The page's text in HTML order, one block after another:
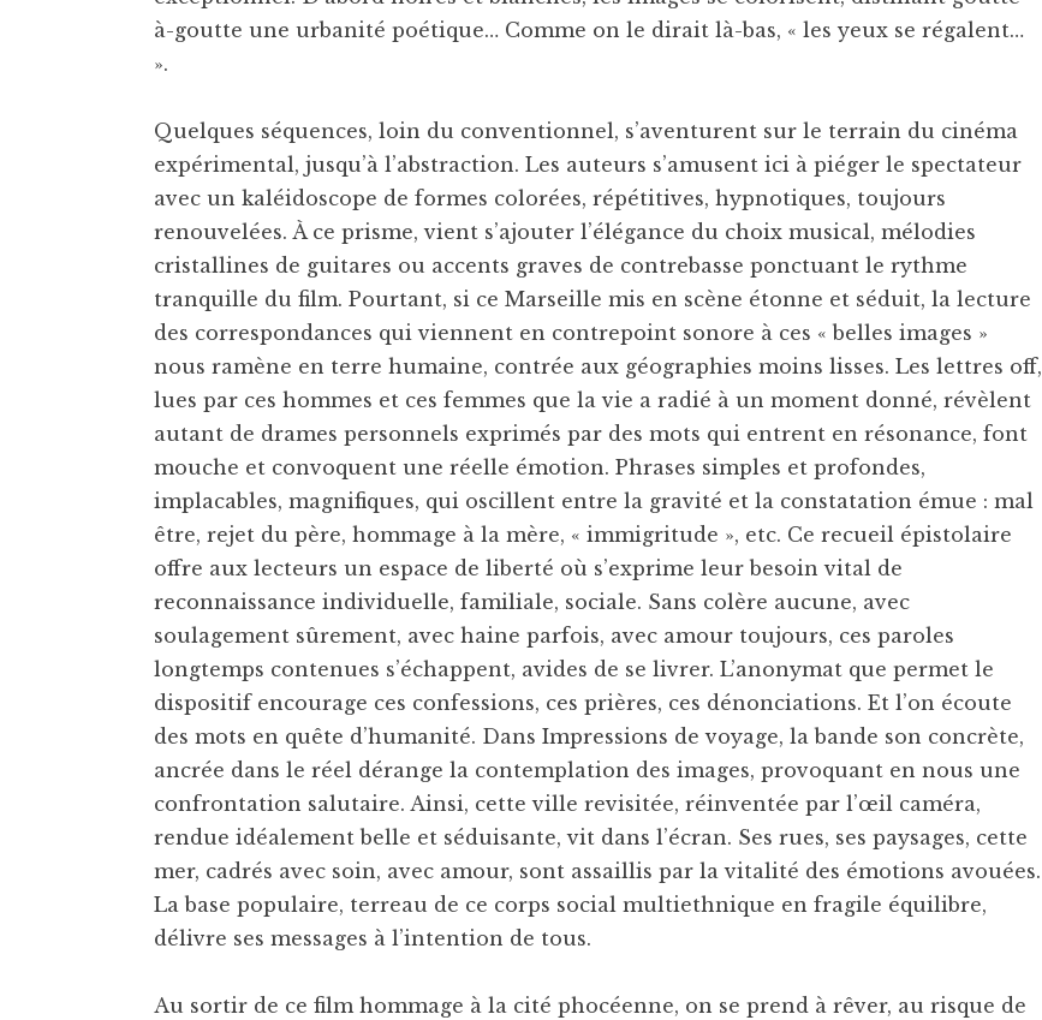
à-goutte une urbanité poétique… Comme on le dirait là-bas, « les yeux se régalent…
».
Quelques séquences, loin du conventionnel, s’aventurent sur le terrain du cinéma
expérimental, jusqu’à l’abstraction. Les auteurs s’amusent ici à piéger le spectateur
avec un kaléidoscope de formes colorées, répétitives, hypnotiques, toujours
renouvelées. À ce prisme, vient s’ajouter l’élégance du choix musical, mélodies
cristallines de guitares ou accents graves de contrebasse ponctuant le rythme
tranquille du film. Pourtant, si ce Marseille mis en scène étonne et séduit, la lecture
des correspondances qui viennent en contrepoint sonore à ces « belles images »
nous ramène en terre humaine, contrée aux géographies moins lisses. Les lettres off,
lues par ces hommes et ces femmes que la vie a radié à un moment donné, révèlent
autant de drames personnels exprimés par des mots qui entrent en résonance, font
mouche et convoquent une réelle émotion. Phrases simples et profondes,
implacables, magnifiques, qui oscillent entre la gravité et la constatation émue : mal
être, rejet du père, hommage à la mère, « immigritude », etc. Ce recueil épistolaire
offre aux lecteurs un espace de liberté où s’exprime leur besoin vital de
reconnaissance individuelle, familiale, sociale. Sans colère aucune, avec
soulagement sûrement, avec haine parfois, avec amour toujours, ces paroles
longtemps contenues s’échappent, avides de se livrer. L’anonymat que permet le
dispositif encourage ces confessions, ces prières, ces dénonciations. Et l’on écoute
des mots en quête d’humanité. Dans Impressions de voyage, la bande son concrète,
ancrée dans le réel dérange la contemplation des images, provoquant en nous une
confrontation salutaire. Ainsi, cette ville revisitée, réinventée par l’œil caméra,
rendue idéalement belle et séduisante, vit dans l’écran. Ses rues, ses paysages, cette
mer, cadrés avec soin, avec amour, sont assaillis par la vitalité des émotions avouées.
La base populaire, terreau de ce corps social multiethnique en fragile équilibre,
délivre ses messages à l’intention de tous.
Au sortir de ce film hommage à la cité phocéenne, on se prend à rêver, au risque de